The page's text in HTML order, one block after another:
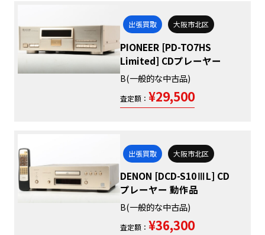
出張買取 大阪市北区
PIONEER [PD-TO7HS
Limited] CDプレーヤー
B(一般的な中古品)
査定額： ¥29,500
出張買取 大阪市北区
DENON [DCD-S10ⅢL] CD
プレーヤー 動作品
B(一般的な中古品)
査定額： ¥36,300